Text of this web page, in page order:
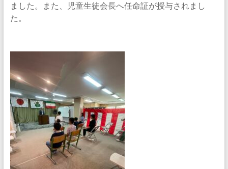
ました。また、児童生徒会長へ任命証が授与されまし
た。